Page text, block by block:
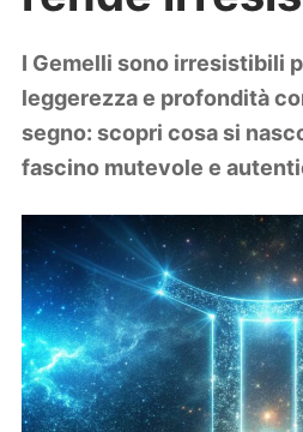
Viaggi
Zodiaco
I Gemelli sono irresistibili
leggerezza e profondità
segno: scopri cosa si
fascino mutevole e